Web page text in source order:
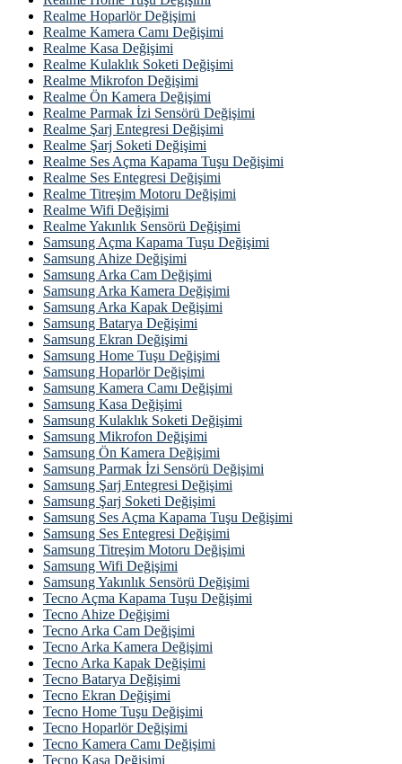
Realme Hoparlör Değişimi
Realme Kamera Camı Değişimi
Realme Kasa Değişimi
Realme Kulaklık Soketi Değişimi
Realme Mikrofon Değişimi
Realme Ön Kamera Değişimi
Realme Parmak İzi Sensörü Değişimi
Realme Şarj Entegresi Değişimi
Realme Şarj Soketi Değişimi
Realme Ses Açma Kapama Tuşu Değişimi
Realme Ses Entegresi Değişimi
Realme Titreşim Motoru Değişimi
Realme Wifi Değişimi
Realme Yakınlık Sensörü Değişimi
Samsung Açma Kapama Tuşu Değişimi
Samsung Ahize Değişimi
Samsung Arka Cam Değişimi
Samsung Arka Kamera Değişimi
Samsung Arka Kapak Değişimi
Samsung Batarya Değişimi
Samsung Ekran Değişimi
Samsung Home Tuşu Değişimi
Samsung Hoparlör Değişimi
Samsung Kamera Camı Değişimi
Samsung Kasa Değişimi
Samsung Kulaklık Soketi Değişimi
Samsung Mikrofon Değişimi
Samsung Ön Kamera Değişimi
Samsung Parmak İzi Sensörü Değişimi
Samsung Şarj Entegresi Değişimi
Samsung Şarj Soketi Değişimi
Samsung Ses Açma Kapama Tuşu Değişimi
Samsung Ses Entegresi Değişimi
Samsung Titreşim Motoru Değişimi
Samsung Wifi Değişimi
Samsung Yakınlık Sensörü Değişimi
Tecno Açma Kapama Tuşu Değişimi
Tecno Ahize Değişimi
Tecno Arka Cam Değişimi
Tecno Arka Kamera Değişimi
Tecno Arka Kapak Değişimi
Tecno Batarya Değişimi
Tecno Ekran Değişimi
Tecno Home Tuşu Değişimi
Tecno Hoparlör Değişimi
Tecno Kamera Camı Değişimi
Tecno Kasa Değişimi